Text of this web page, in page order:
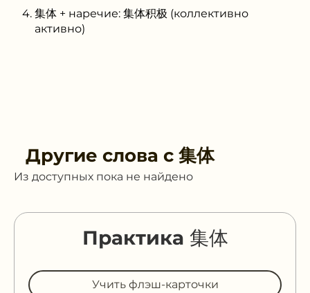
集体 + наречие: 集体积极 (коллективно
активно)
Другие слова с 集体
Из доступных пока не найдено
Практика 集体
Учить флэш-карточки